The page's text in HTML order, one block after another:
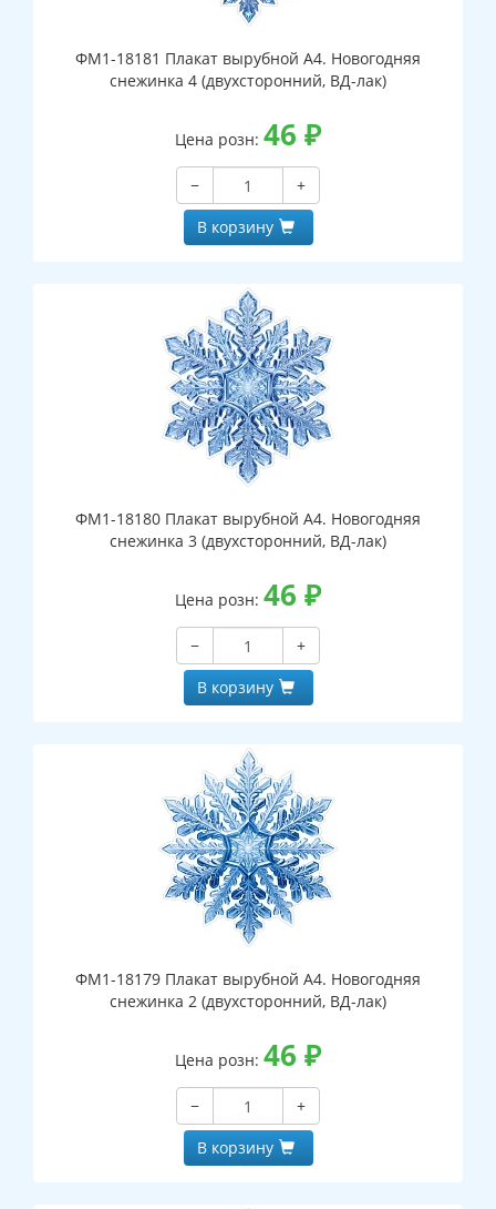
ФМ1-18181 Плакат вырубной А4. Новогодняя
снежинка 4 (двухсторонний, ВД-лак)
Цена розн: 46 ₽
−
+
В корзину
ФМ1-18180 Плакат вырубной А4. Новогодняя
снежинка 3 (двухсторонний, ВД-лак)
Цена розн: 46 ₽
−
+
В корзину
ФМ1-18179 Плакат вырубной А4. Новогодняя
снежинка 2 (двухсторонний, ВД-лак)
Цена розн: 46 ₽
−
+
В корзину